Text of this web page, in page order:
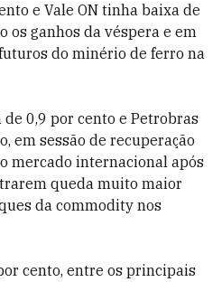
e Vale ON tinha baixa de
os ganhos da véspera e em
do minério de ferro na
0,9 por cento e Petrobras
em sessão de recuperação
mercado internacional após
queda muito maior
da commodity nos
cento, entre os principais